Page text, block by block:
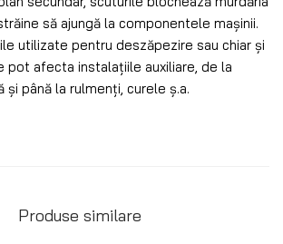
să ajungă la componentele mașinii.
utilizate pentru deszăpezire sau chiar și
pot afecta instalațiile auxiliare, de la
până la rulmenți, curele ș.a.
Produse similare